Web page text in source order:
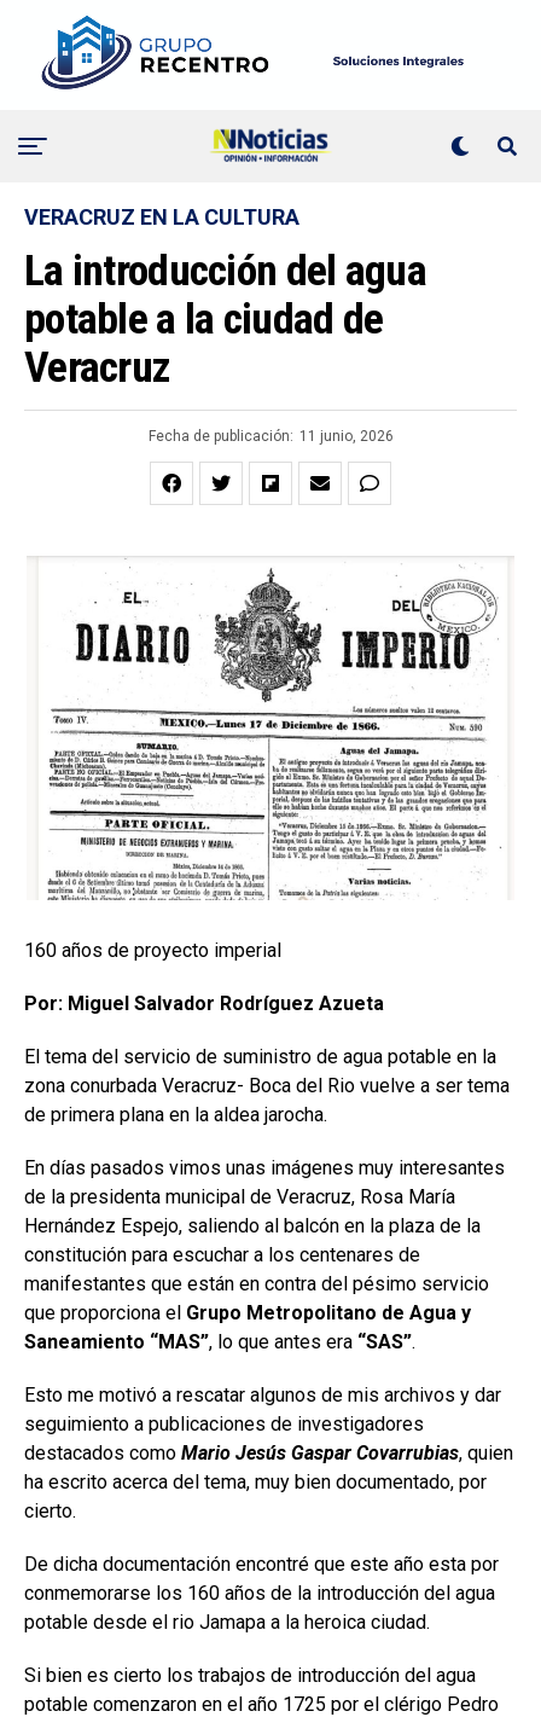
VERACRUZ EN LA CULTURA
La introducción del agua
potable a la ciudad de
Veracruz
Fecha de publicación: 11 junio, 2026
160 años de proyecto imperial
Por: Miguel Salvador Rodríguez Azueta
El tema del servicio de suministro de agua potable en la
zona conurbada Veracruz- Boca del Rio vuelve a ser tema
de primera plana en la aldea jarocha.
En días pasados vimos unas imágenes muy interesantes
de la presidenta municipal de Veracruz, Rosa María
Hernández Espejo, saliendo al balcón en la plaza de la
constitución para escuchar a los centenares de
manifestantes que están en contra del pésimo servicio
que proporciona el Grupo Metropolitano de Agua y
Saneamiento “MAS”, lo que antes era “SAS”.
Esto me motivó a rescatar algunos de mis archivos y dar
seguimiento a publicaciones de investigadores
destacados como Mario Jesús Gaspar Covarrubias, quien
ha escrito acerca del tema, muy bien documentado, por
cierto.
De dicha documentación encontré que este año esta por
conmemorarse los 160 años de la introducción del agua
potable desde el rio Jamapa a la heroica ciudad.
Si bien es cierto los trabajos de introducción del agua
potable comenzaron en el año 1725 por el clérigo Pedro